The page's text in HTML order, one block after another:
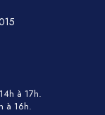
à 17h.
à 16h.